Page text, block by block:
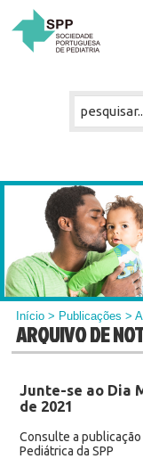
Início > Publicações >
ARQUIVO DE
Junte-se ao Dia
de 2021
Consulte a
Pediátrica da SPP